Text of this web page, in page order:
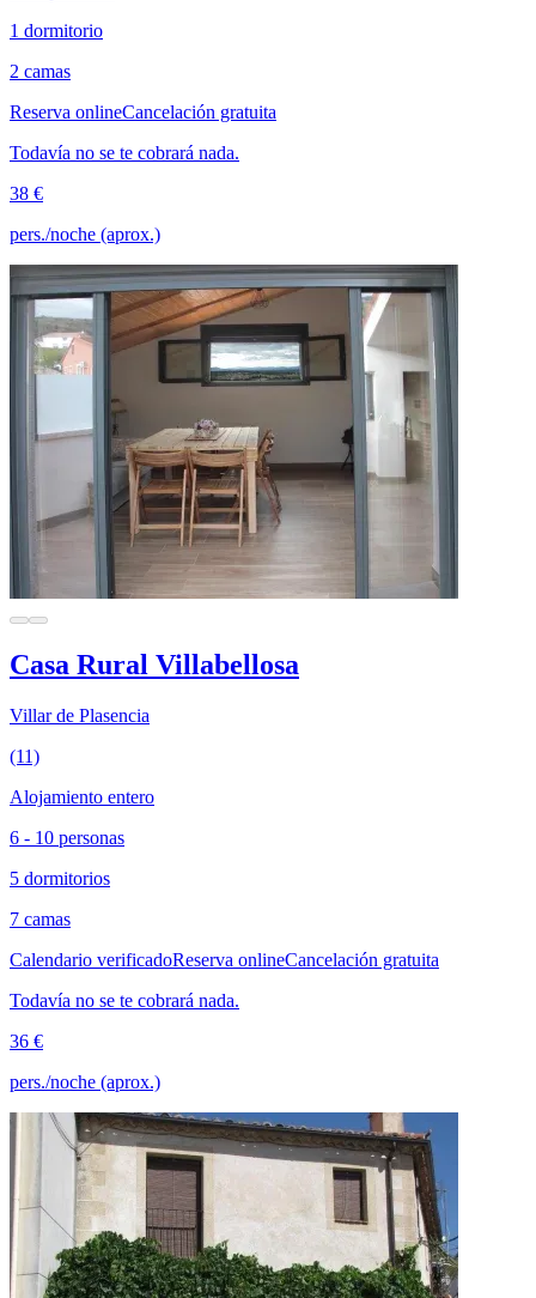
1 dormitorio
2 camas
Reserva onlineCancelación gratuita
Todavía no se te cobrará nada.
38 €
pers./noche (aprox.)
Casa Rural Villabellosa
Villar de Plasencia
(11)
Alojamiento entero
6 - 10 personas
5 dormitorios
7 camas
Calendario verificadoReserva onlineCancelación gratuita
Todavía no se te cobrará nada.
36 €
pers./noche (aprox.)